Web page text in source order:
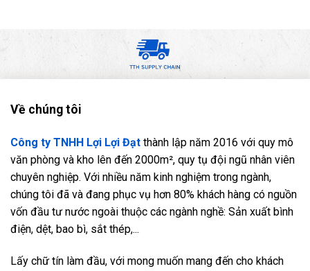
Về chúng tôi
Công ty TNHH Lợi Lợi Đạt thành lập năm 2016 với quy mô
văn phòng và kho lên đến 2000m², quy tụ đội ngũ nhân viên
chuyên nghiệp. Với nhiều năm kinh nghiệm trong ngành,
chúng tôi đã và đang phục vụ hơn 80% khách hàng có nguồn
vốn đầu tư nước ngoài thuộc các ngành nghề: Sản xuất bình
điện, dệt, bao bì, sắt thép,...
Lấy chữ tín làm đầu, với mong muốn mang đến cho khách